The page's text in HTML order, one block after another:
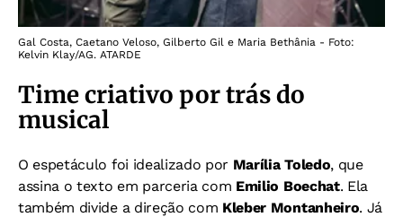
Gal Costa, Caetano Veloso, Gilberto Gil e Maria Bethânia - Foto:
Kelvin Klay/AG. ATARDE
Time criativo por trás do
musical
O espetáculo foi idealizado por Marília Toledo, que
assina o texto em parceria com Emilio Boechat. Ela
também divide a direção com Kleber Montanheiro. Já